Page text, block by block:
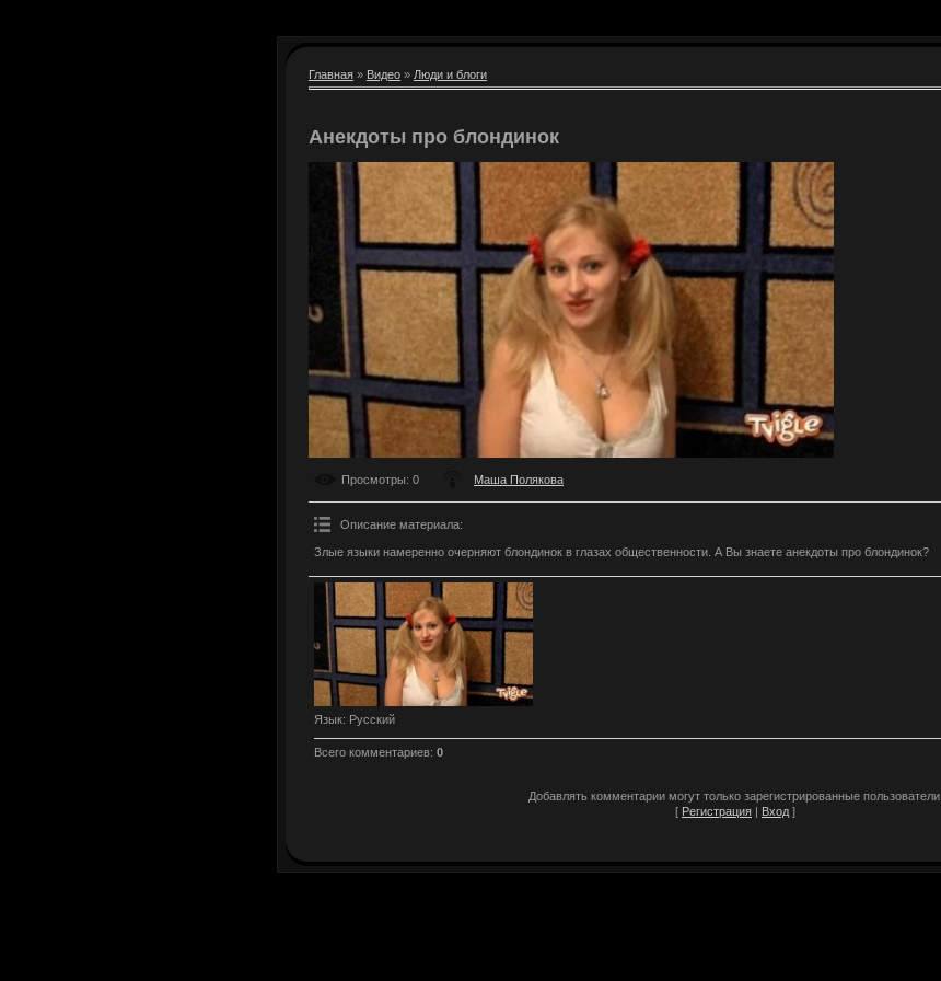
Главная » Видео » Люди и блоги
Анекдоты про блондинок
Просмотры: 0 Маша Полякова
Описание материала:
Злые языки намеренно очерняют блондинок в глазах общественности. А Вы знаете анекдоты про блондинок?
Язык: Русский
Всего комментариев: 0
Добавлять комментарии могут только зарегистрированные пользователи.
[ Регистрация | Вход ]